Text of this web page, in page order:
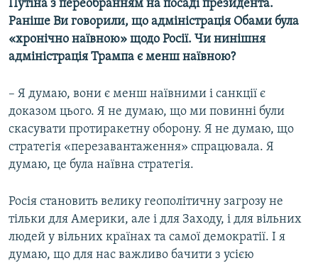
Путіна з переобранням на посаді президента.
Раніше Ви говорили, що адміністрація Обами була
«хронічно наївною» щодо Росії. Чи нинішня
адміністрація Трампа є менш наївною?
– Я думаю, вони є менш наївними і санкції є
доказом цього. Я не думаю, що ми повинні були
скасувати протиракетну оборону. Я не думаю, що
стратегія «перезавантаження» спрацювала. Я
думаю, це була наївна стратегія.
Росія становить велику геополітичну загрозу не
тільки для Америки, але і для Заходу, і для вільних
людей у вільних країнах та самої демократії. І я
думаю, що для нас важливо бачити з усією